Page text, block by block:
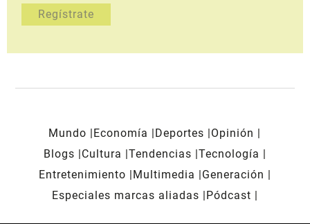
Mundo Economía Deportes
Opinión
Blogs
Cultura Tendencias Tecnología
Entretenimiento
Multimedia
Generación
Especiales marcas aliadas
Pódcast